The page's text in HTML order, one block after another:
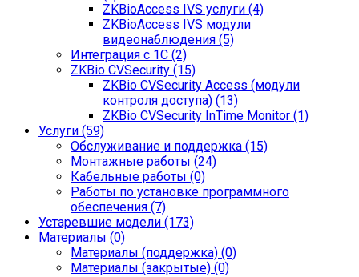
ZKBioAccess IVS услуги (4)
ZKBioAccess IVS модули
видеонаблюдения (5)
Интеграция с 1С (2)
ZKBio CVSecurity (15)
ZKBio CVSecurity Access (модули
контроля доступа) (13)
ZKBio CVSecurity InTime Monitor (1)
Услуги (59)
Обслуживание и поддержка (15)
Монтажные работы (24)
Кабельные работы (0)
Работы по установке программного
обеспечения (7)
Устаревшие модели (173)
Материалы (0)
Материалы (поддержка) (0)
Материалы (закрытые) (0)